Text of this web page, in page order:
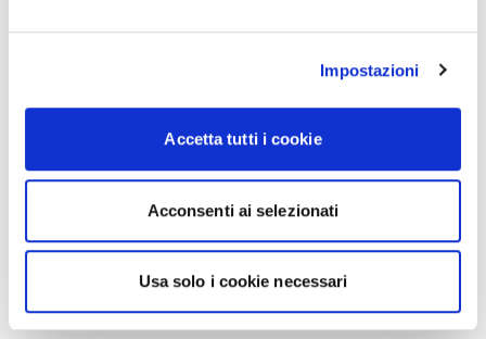
Impostazioni
Accetta tutti i cookie
Acconsenti ai selezionati
Usa solo i cookie necessari